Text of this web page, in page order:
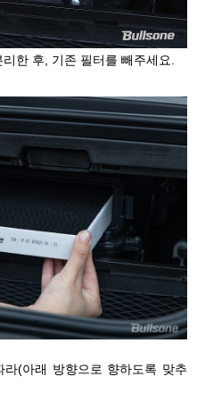
리한 후, 기존 필터를 빼주세요.
라(아래 방향으로 향하도록 맞추